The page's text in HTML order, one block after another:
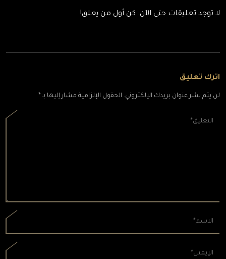
لا توجد تعليقات حتى الآن. كن أول من يعلق!
اترك تعليق
لن يتم نشر عنوان بريدك الإلكتروني. الحقول الإلزامية مشار إليها بـ *